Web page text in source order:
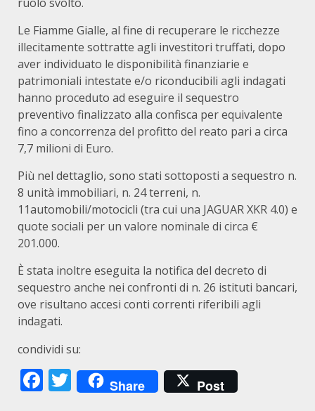
Le Fiamme Gialle, al fine di recuperare le ricchezze
illecitamente sottratte agli investitori truffati, dopo
aver individuato le disponibilità finanziarie e
patrimoniali intestate e/o riconducibili agli indagati
hanno proceduto ad eseguire il sequestro
preventivo finalizzato alla confisca per equivalente
fino a concorrenza del profitto del reato pari a circa
7,7 milioni di Euro.
Più nel dettaglio, sono stati sottoposti a sequestro n.
8 unità immobiliari, n. 24 terreni, n.
11automobili/motocicli (tra cui una JAGUAR XKR 4.0) e
quote sociali per un valore nominale di circa €
201.000.
È stata inoltre eseguita la notifica del decreto di
sequestro anche nei confronti di n. 26 istituti bancari,
ove risultano accesi conti correnti riferibili agli
indagati.
condividi su:
Facebook
Twitter
Share Post